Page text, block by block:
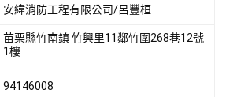
安緯消防工程有限公司/呂豐桓
苗栗縣竹南鎮 竹興里11鄰竹圍268巷12號
1樓
94146008